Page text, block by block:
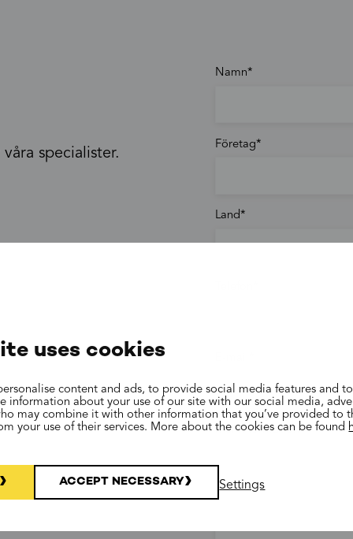
uses cookies
content and ads, to provide social media features and
information about your use of our site with our social media,
may combine it with other information that you’ve provided to
your use of their services. More about the cookies can be found
ACCEPT NECESSARY Settings
specialister.
Namn
Företag
Land
Mer information